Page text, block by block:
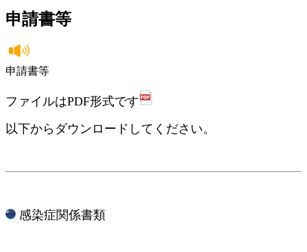
申請書等
申請書等
ファイルはPDF形式です
以下からダウンロードしてください。
感染症関係書類